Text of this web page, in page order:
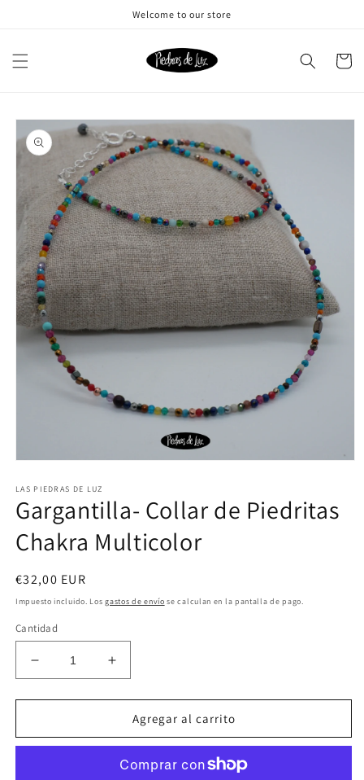
Welcome to our store
Carrito
directamente
a la
información
del producto
multimedia
1
en
ventana
modal
LAS PIEDRAS DE LUZ
Gargantilla- Collar de Piedritas
Chakra Multicolor
Precio
habitual
€32,00 EUR
Impuesto incluido. Losgastos de envío se calculan en la pantalla de pago.
Cantidad
Reducir
cantidad
para
Collar
Aumentar
cantidad
para
Gargantilla-
Collar
Piedritas
Agregar al carrito